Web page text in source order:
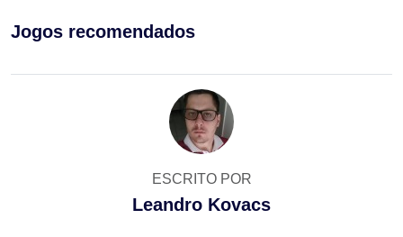
Jogos recomendados
ESCRITO POR
Leandro Kovacs